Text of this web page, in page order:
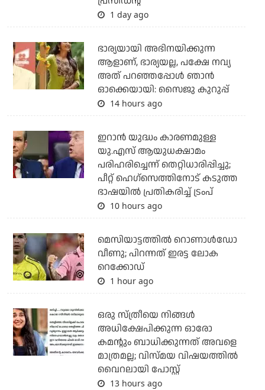
1 day ago
ഭാര്യയായി അഭിനയിക്കുന്ന
ആളാണ്, ഭാര്യയല്ല, പക്ഷേ നവ്യ
അത് പറഞ്ഞപ്പോള്‍ ഞാന്‍
ഓക്കെയായി: സൈജു കുറുപ്പ്
14 hours ago
ഇറാന്‍ യുദ്ധം കാരണമുള്ള
യു.എസ് ആയുധക്ഷാമം
പരിഹരിച്ചെന്ന് തെറ്റിധാരിപ്പിച്ചു;
പീറ്റ് ഹെഗ്‌സെത്തിനോട് കടുത്ത
ഭാഷയില്‍ പ്രതികരിച്ച് ട്രംപ്
10 hours ago
മെസിയാട്ടത്തില്‍ റൊണാള്‍ഡോ
വീണു; പിറന്നത് ഇരട്ട ലോക
റെക്കോഡ്
1 hour ago
ഒരു സ്ത്രീയെ നിങ്ങള്‍
അധിക്ഷേപിക്കുന്ന ഓരോ
കമന്റും ബാധിക്കുന്നത് അവളെ
മാത്രമല്ല; വിസ്മയ വിഷയത്തില്‍
വൈറലായി പോസ്റ്റ്
13 hours ago